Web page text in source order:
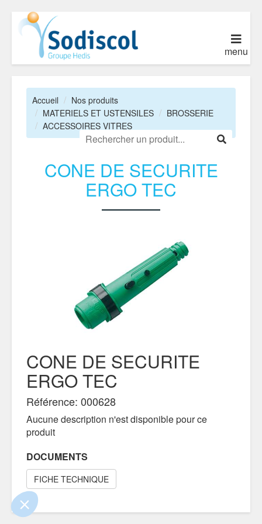
le contenu de ce site vous intéresse
aimerait bien vous accompagner
certifiés par
Je choisis OK pour moi
menu
Accueil
Nos produits
MATERIELS ET USTENSILES
BROSSERIE
ACCESSOIRES VITRES
CONE DE SECURITE
ERGO TEC
CONE DE SECURITE
ERGO TEC
Référence: 000628
Aucune description n'est disponible pour ce
produit
DOCUMENTS
FICHE TECHNIQUE